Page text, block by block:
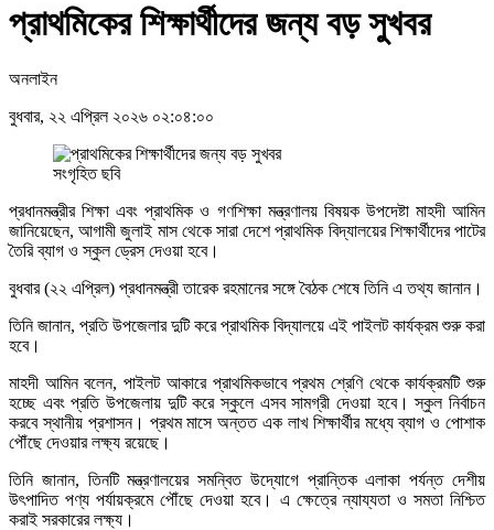
প্রাথমিকের শিক্ষার্থীদের জন্য বড় সুখবর
অনলাইন
বুধবার, ২২ এপ্রিল ২০২৬ ০২:০৪:০০
সংগৃহিত ছবি
প্রধানমন্ত্রীর শিক্ষা এবং প্রাথমিক ও গণশিক্ষা মন্ত্রণালয় বিষয়ক উপদেষ্টা মাহদী আমিন
জানিয়েছেন, আগামী জুলাই মাস থেকে সারা দেশে প্রাথমিক বিদ্যালয়ের শিক্ষার্থীদের পাটের
তৈরি ব্যাগ ও স্কুল ড্রেস দেওয়া হবে।
বুধবার (২২ এপ্রিল) প্রধানমন্ত্রী তারেক রহমানের সঙ্গে বৈঠক শেষে তিনি এ তথ্য জানান।
তিনি জানান, প্রতি উপজেলার দুটি করে প্রাথমিক বিদ্যালয়ে এই পাইলট কার্যক্রম শুরু করা
হবে।
মাহদী আমিন বলেন, পাইলট আকারে প্রাথমিকভাবে প্রথম শ্রেণি থেকে কার্যক্রমটি শুরু
হচ্ছে এবং প্রতি উপজেলায় দুটি করে স্কুলে এসব সামগ্রী দেওয়া হবে। স্কুল নির্বাচন
করবে স্থানীয় প্রশাসন। প্রথম মাসে অন্তত এক লাখ শিক্ষার্থীর মধ্যে ব্যাগ ও পোশাক
পৌঁছে দেওয়ার লক্ষ্য রয়েছে।
তিনি জানান, তিনটি মন্ত্রণালয়ের সমন্বিত উদ্যোগে প্রান্তিক এলাকা পর্যন্ত দেশীয়
উৎপাদিত পণ্য পর্যায়ক্রমে পৌঁছে দেওয়া হবে। এ ক্ষেত্রে ন্যায্যতা ও সমতা নিশ্চিত
করাই সরকারের লক্ষ্য।